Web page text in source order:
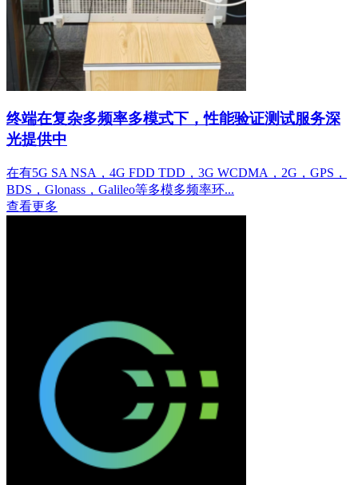
终端在复杂多频率多模式下，性能验证测试服务深
光提供中
在有5G SA NSA，4G FDD TDD，3G WCDMA，2G，GPS，
BDS，Glonass，Galileo等多模多频率环...
查看更多